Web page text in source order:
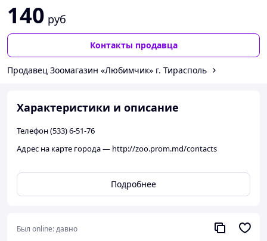
140 руб
Контакты продавца
Продавец Зоомагазин «Любимчик» г. Тирасполь
Характеристики и описание
Телефон (533) 6-51-76
Адрес на карте города ― http://zoo.prom.md/contacts
Подробнее
Был online:давно